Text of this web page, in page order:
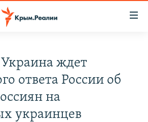
ждет
ответа России об
на
украинцев